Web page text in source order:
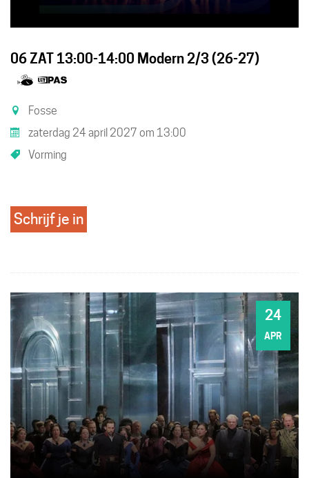
06 ZAT 13:00-14:00 Modern 2/3 (26-27)
Samen
eropuit!UiTPAS
Fosse
zaterdag 24 april 2027 om 13:00
Vorming
Schrijf je in
ZA24
APR